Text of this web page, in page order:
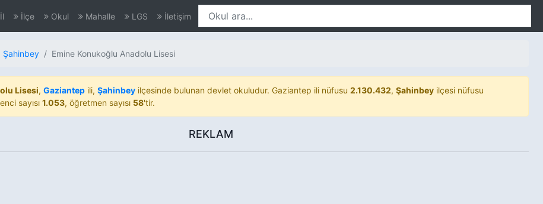
İl İlçe Okul Mahalle LGS İletişim
Şahinbey Emine Konukoğlu Anadolu Lisesi
Lisesi, Gaziantep ili, Şahinbey ilçesinde bulunan devlet okuludur. Gaziantep ili nüfusu 2.130.432, Şahinbey ilçesi nüfusu
sayısı 1.053, öğretmen sayısı 58'tir.
REKLAM